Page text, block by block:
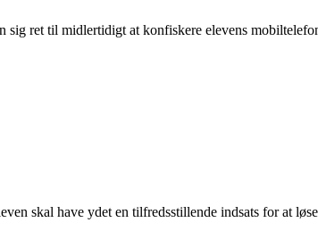
sig ret til midlertidigt at konfiskere elevens
skal have ydet en tilfredsstillende indsats for at